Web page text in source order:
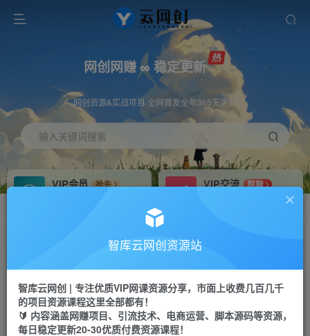
网创网赚 ∞ 稳定更新
网创资源&实战项目 全网首发全年365天更新
输入关键词搜索
VIP会员
抢先
VIP交流
群聊
研究探讨更多创业项目路子。
会员专属推广链接
网赚网创 项目
365天稳定跟新
APP下载
GO
智库云网创资源站
智库云网创 | 专注优质VIP网课资源分享，市面上收费几百几千
的项目资源课程这里全部都有！
🔰 内容涵盖网赚项目、引流技术、电商运营、脚本源码等资源，
每日稳定更新20-30优质付费资源课程！